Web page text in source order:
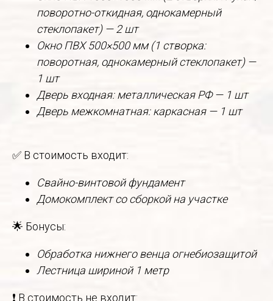
поворотно-откидная, однокамерный
стеклопакет) — 2 шт
Окно ПВХ 500×500 мм (1 створка:
поворотная, однокамерный стеклопакет) —
1 шт
Дверь входная: металлическая РФ — 1 шт
Дверь межкомнатная: каркасная — 1 шт
✅ В стоимость входит:
Свайно-винтовой фундамент
Домокомплект со сборкой на участке
🌟 Бонусы:
Обработка нижнего венца огнебиозащитой
Лестница шириной 1 метр
❗ В стоимость не входит: